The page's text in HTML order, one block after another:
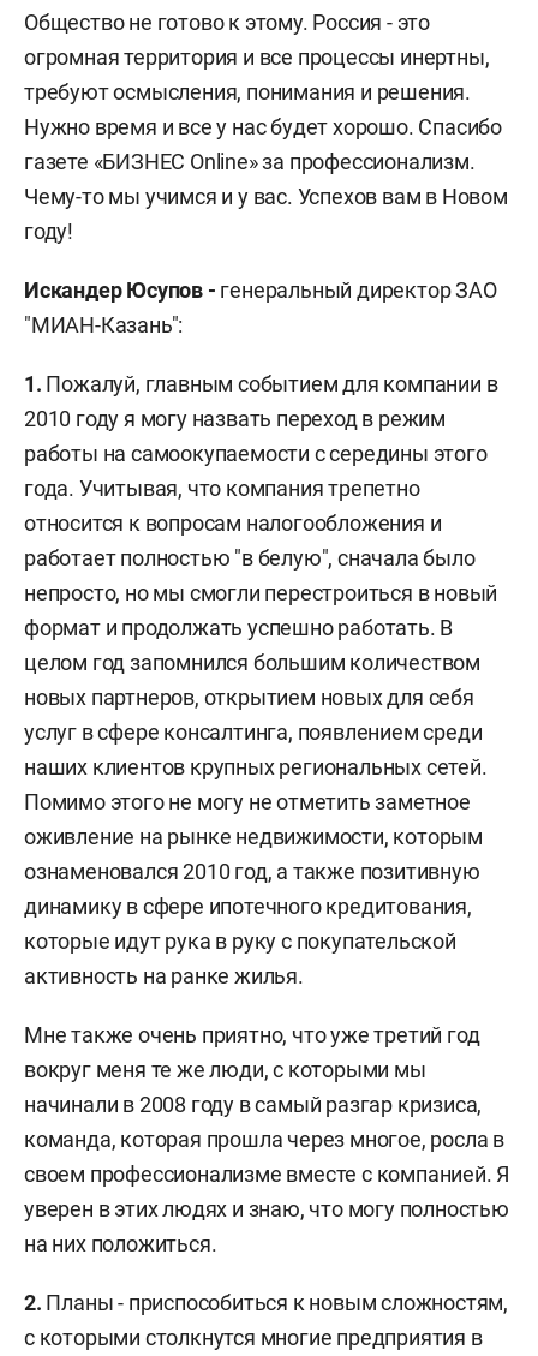
Общество не готово к этому. Россия - это
огромная территория и все процессы инертны,
требуют осмысления, понимания и решения.
Нужно время и все у нас будет хорошо. Спасибо
газете «БИЗНЕС Online» за профессионализм.
Чему-то мы учимся и у вас. Успехов вам в Новом
году!
Искандер Юсупов - генеральный директор ЗАО
"МИАН-Казань":
1. Пожалуй, главным событием для компании в
2010 году я могу назвать переход в режим
работы на самоокупаемости с середины этого
года. Учитывая, что компания трепетно
относится к вопросам налогообложения и
работает полностью "в белую", сначала было
непросто, но мы смогли перестроиться в новый
формат и продолжать успешно работать. В
целом год запомнился большим количеством
новых партнеров, открытием новых для себя
услуг в сфере консалтинга, появлением среди
наших клиентов крупных региональных сетей.
Помимо этого не могу не отметить заметное
оживление на рынке недвижимости, которым
ознаменовался 2010 год, а также позитивную
динамику в сфере ипотечного кредитования,
которые идут рука в руку с покупательской
активность на ранке жилья.
Мне также очень приятно, что уже третий год
вокруг меня те же люди, с которыми мы
начинали в 2008 году в самый разгар кризиса,
команда, которая прошла через многое, росла в
своем профессионализме вместе с компанией. Я
уверен в этих людях и знаю, что могу полностью
на них положиться.
2. Планы - приспособиться к новым сложностям,
с которыми столкнутся многие предприятия в